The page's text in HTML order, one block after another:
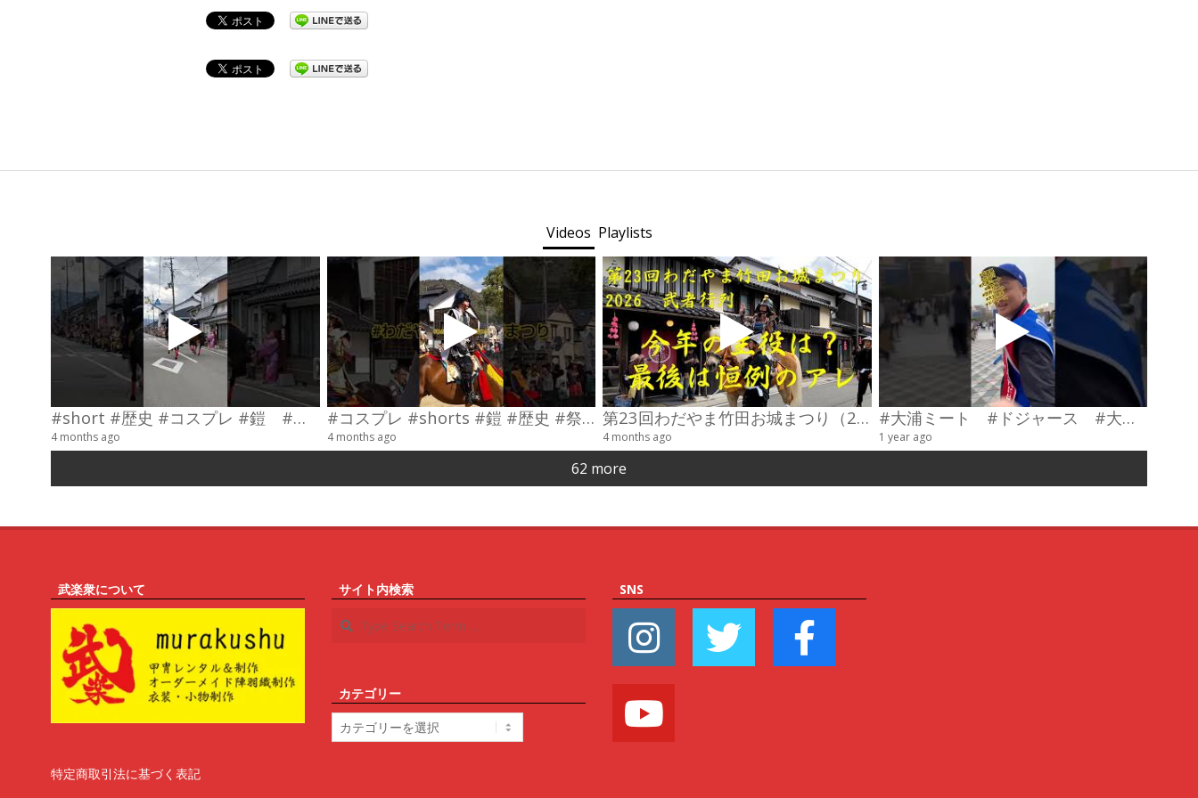
Videos Playlists
#short #歴史 #コスプレ #鎧 #乗馬 #武士
4 months ago
#コスプレ #shorts #鎧 #歴史 #祭り
4 months ago
第23回わだやま竹田お城まつり（2026） 武者行列
4 months ago
#大浦ミート #ドジャース #大谷翔平 #陣羽織 #オーダーメイド #shorts
1 year ago
62 more
武楽衆について
特定商取引法に基づく表記
サイト内検索
Search
カテゴリー
テ
SNS